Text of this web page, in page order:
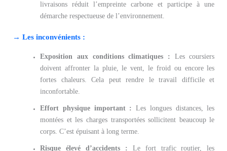
livraisons réduit l’empreinte carbone et participe à une
démarche respectueuse de l’environnement.
→ Les inconvénients :
Exposition aux conditions climatiques : Les coursiers
doivent affronter la pluie, le vent, le froid ou encore les
fortes chaleurs. Cela peut rendre le travail difficile et
inconfortable.
Effort physique important : Les longues distances, les
montées et les charges transportées sollicitent beaucoup le
corps. C’est épuisant à long terme.
Risque élevé d’accidents : Le fort trafic routier, les